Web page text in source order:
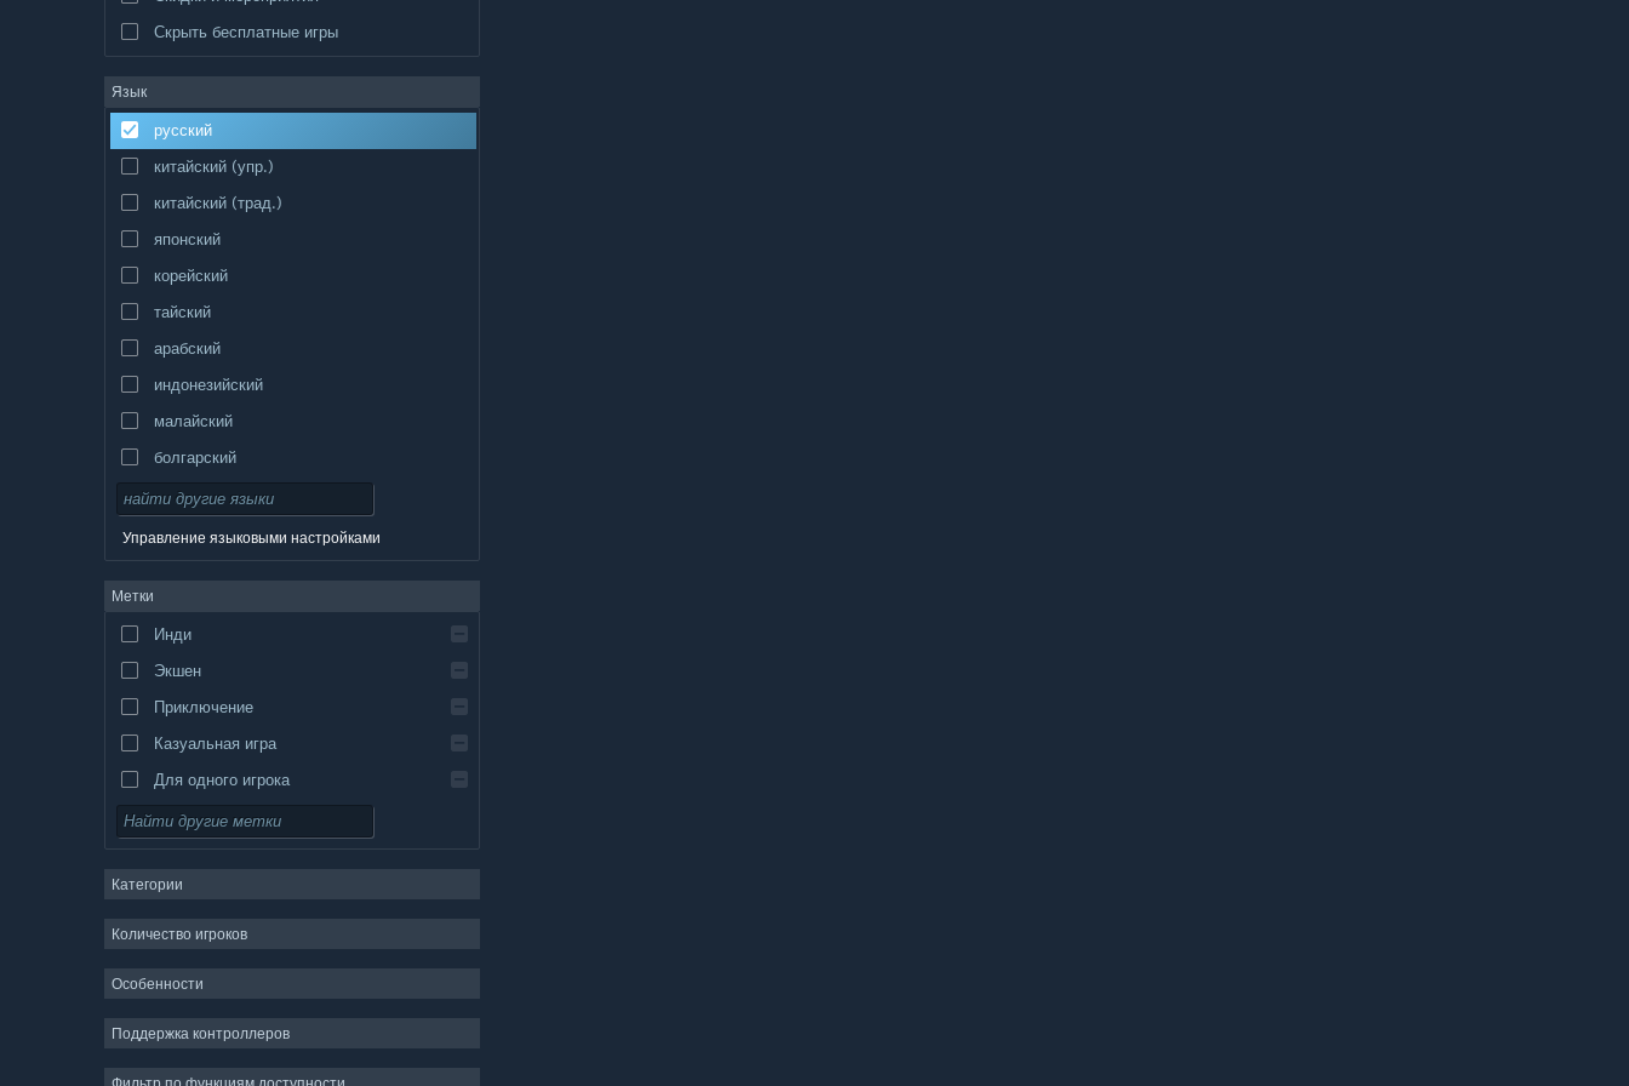
Скрыть бесплатные игры
Язык
русский
китайский (упр.)
китайский (трад.)
японский
корейский
тайский
арабский
индонезийский
малайский
болгарский
чешский
испанский — Испания
испанский — Латинская Америка
Управление языковыми настройками
Метки
Инди
Экшен
Приключение
Казуальная игра
Для одного игрока
Симулятор
Стратегия
Бесплатная игра
Категории
Количество игроков
Особенности
Поддержка контроллеров